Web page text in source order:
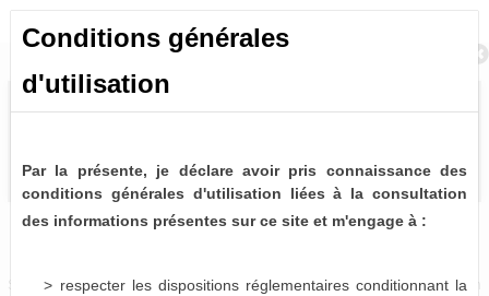
Bulletins et journaux municipaux de Sevran
Sources historiques précieuses, les bulletins et journaux municipaux de Sevran
Conditions générales
d'utilisation
Par la présente, je déclare avoir pris connaissance des
conditions générales d'utilisation liées à la consultation
des informations présentes sur ce site et m'engage à :
> respecter les dispositions réglementaires conditionnant la